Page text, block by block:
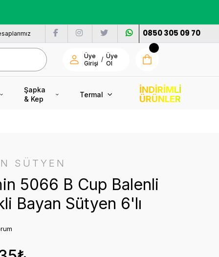
0850 305 09 70
Üye
Girişi
/ Üye
Ol
Şapka
& Kep
Termal
İNDİRİMLİ
ÜRÜNLER
SÜTYEN
5066 B Cup Balenli
Bayan Sütyen 6'lı